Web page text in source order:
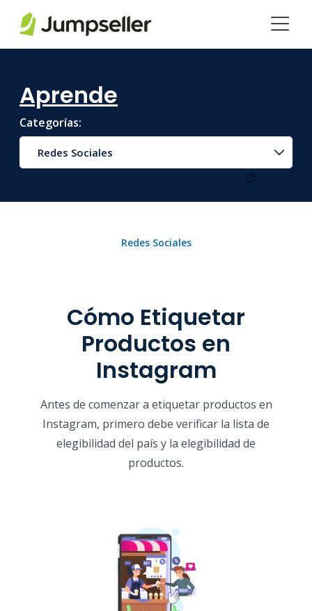
Aprende
Categorías:
Redes Sociales
Redes Sociales
Cómo Etiquetar
Productos en
Instagram
Antes de comenzar a etiquetar productos en
Instagram, primero debe verificar la lista de
elegibilidad del país y la elegibilidad de
productos.